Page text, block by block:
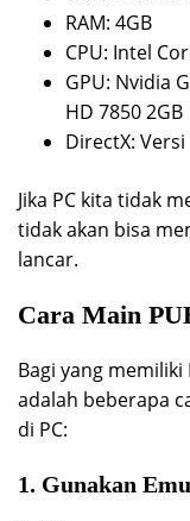
RAM: 4GB
CPU: Intel
GPU: Nvidia
HD 7850 2GB
DirectX: Versi
Jika PC kita tidak
tidak akan bisa
lancar.
Cara Main
Bagi yang memiliki
adalah beberapa
di PC:
1. Gunakan